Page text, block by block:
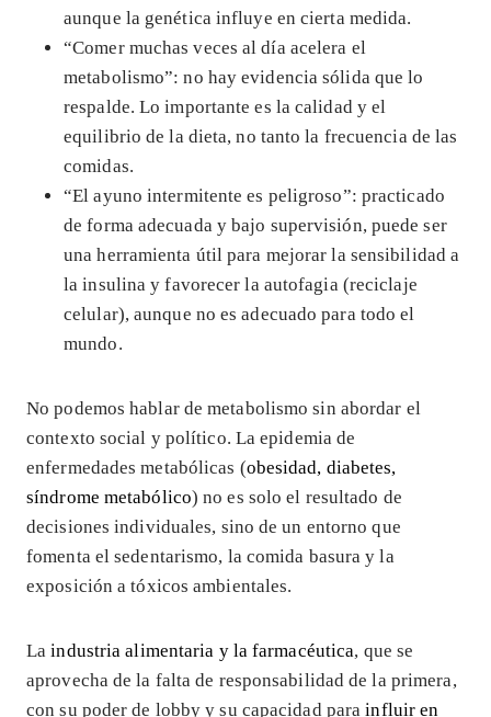
aunque la genética influye en cierta medida.
“Comer muchas veces al día acelera el
metabolismo”: no hay evidencia sólida que lo
respalde. Lo importante es la calidad y el
equilibrio de la dieta, no tanto la frecuencia de las
comidas.
“El ayuno intermitente es peligroso”: practicado
de forma adecuada y bajo supervisión, puede ser
una herramienta útil para mejorar la sensibilidad a
la insulina y favorecer la autofagia (reciclaje
celular), aunque no es adecuado para todo el
mundo.
No podemos hablar de metabolismo sin abordar el
contexto social y político. La epidemia de
enfermedades metabólicas (obesidad, diabetes,
síndrome metabólico) no es solo el resultado de
decisiones individuales, sino de un entorno que
fomenta el sedentarismo, la comida basura y la
exposición a tóxicos ambientales.
Laindustria alimentaria y la farmacéutica, que se
aprovecha de la falta de responsabilidad de la primera,
con su poder de lobby y su capacidad parainfluir en